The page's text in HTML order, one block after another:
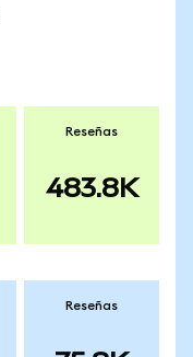
Reseñas
483.8K
Reseñas